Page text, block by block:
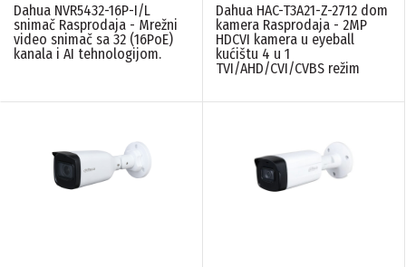
Dahua NVR5432-16P-I/L
snimač Rasprodaja - Mrežni
video snimač sa 32 (16PoE)
kanala i AI tehnologijom.
Dahua HAC-T3A21-Z-2712 dom
kamera Rasprodaja - 2MP
HDCVI kamera u eyeball
kućištu 4 u 1
TVI/AHD/CVI/CVBS režim